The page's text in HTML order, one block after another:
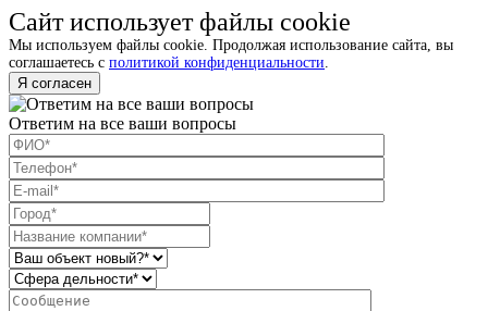
Сайт использует файлы cookie
Мы используем файлы cookie. Продолжая использование сайта, вы
соглашаетесь с политикой конфиденциальности
Я согласен
Ответим на все ваши вопросы